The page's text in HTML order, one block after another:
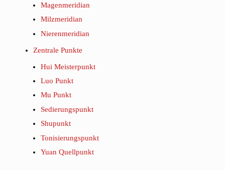
Magenmeridian
Milzmeridian
Nierenmeridian
Zentrale Punkte
Hui Meisterpunkt
Luo Punkt
Mu Punkt
Sedierungspunkt
Shupunkt
Tonisierungspunkt
Yuan Quellpunkt